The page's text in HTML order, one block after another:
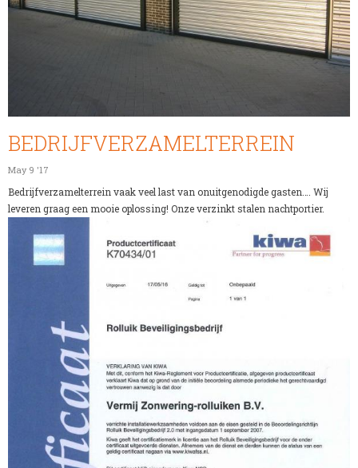
BEDRIJFVERZAMELTERREIN
May 9 '17
Bedrijfverzamelterrein vaak veel last van onuitgenodigde gasten…. Wij
leveren graag een mooie oplossing! Onze verzinkt stalen nachtportier.